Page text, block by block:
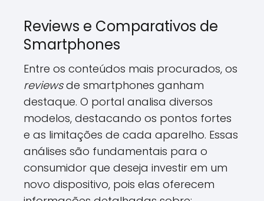
Reviews e Comparativos de
Smartphones
Entre os conteúdos mais procurados, os
reviewsde smartphones ganham
destaque. O portal analisa diversos
modelos, destacando os pontos fortes
e as limitações de cada aparelho. Essas
análises são fundamentais para o
consumidor que deseja investir em um
novo dispositivo, pois elas oferecem